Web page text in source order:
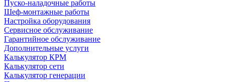
Пуско-наладочные работы
Шеф-монтажные работы
Настройка оборудования
Сервисное обслуживание
Гарантийное обслуживание
Дополнительные услуги
Калькулятор КРМ
Калькулятор сети
Калькулятор генерации